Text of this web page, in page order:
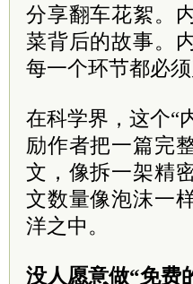
分享翻车花絮。
菜背后的故事。
每一个环节都必
在科学界，这个“
励作者把一篇完
文，像拆一架精
文数量像泡沫一
洋之中。
没人愿意做“免费